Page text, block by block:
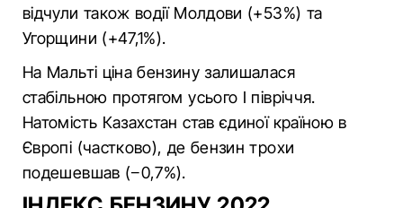
відчули також водії Молдови (+53%) та
Угорщини (+47,1%).
На Мальті ціна бензину залишалася
стабільною протягом усього I півріччя.
Натомість Казахстан став єдиної країною в
Європі (частково), де бензин трохи
подешевшав (−0,7%).